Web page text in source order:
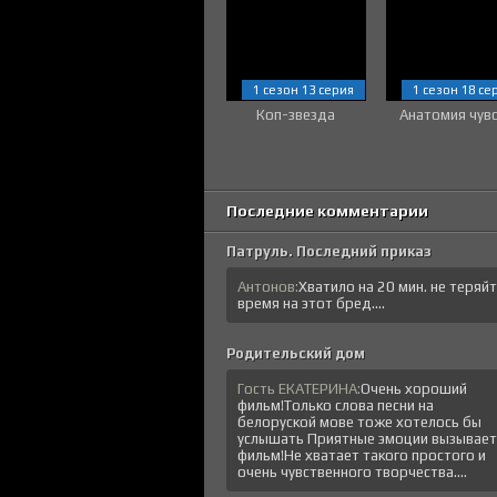
Коп-звезда
1 сезон 13 серия
Анатомия
1 сезон 18
Последние комментарии
Патруль. Последний приказ
Антонов:Хватило на 20 мин. не
время на этот бред....
Родительский дом
Гость ЕКАТЕРИНА:Очень хороший
фильм!Только слова песни на
белоруской мове тоже хотелось бы
услышать Приятные эмоции вызывает
фильм!Не хватает такого простого и
очень чувственного творчества....